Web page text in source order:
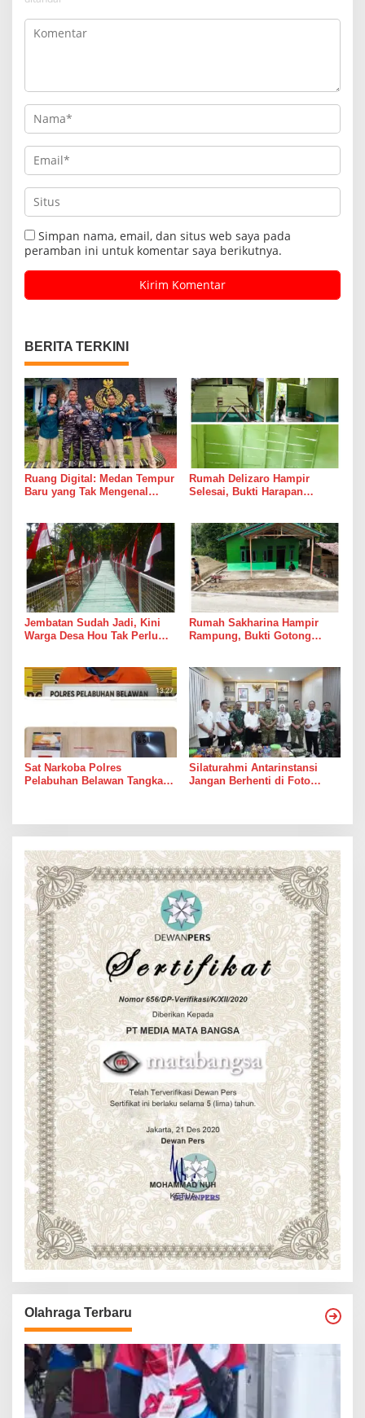
Simpan nama, email, dan situs web saya pada
peramban ini untuk komentar saya berikutnya.
BERITA TERKINI
Ruang Digital: Medan Tempur
Baru yang Tak Mengenal
Rumah Delizaro Hampir
Selesai, Bukti Harapan
Jembatan Sudah Jadi, Kini
Warga Desa Hou Tak Perlu
Rumah Sakharina Hampir
Rampung, Bukti Gotong
Sat Narkoba Polres
Pelabuhan Belawan Tangkap
Silaturahmi Antarinstansi
Jangan Berhenti di Foto
Olahraga Terbaru